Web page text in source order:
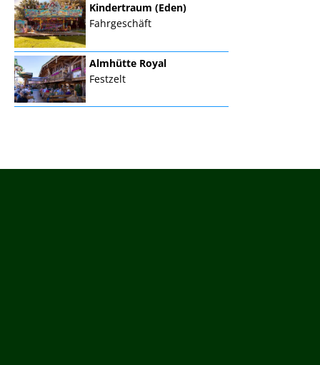
Kindertraum (Eden)
Fahrgeschäft
Almhütte Royal
Festzelt